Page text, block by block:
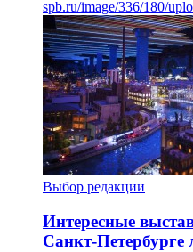
spb.ru/image/336/180/
Выбор редакции
Интересные
Санкт-Петербурге